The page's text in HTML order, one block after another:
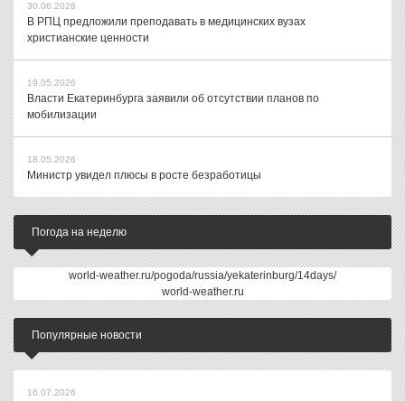
30.06.2026
В РПЦ предложили преподавать в медицинских вузах
христианские ценности
19.05.2026
Власти Екатеринбурга заявили об отсутствии планов по
мобилизации
18.05.2026
Министр увидел плюсы в росте безработицы
Погода на неделю
world-weather.ru/pogoda/russia/yekaterinburg/14days/
world-weather.ru
Популярные новости
16.07.2026